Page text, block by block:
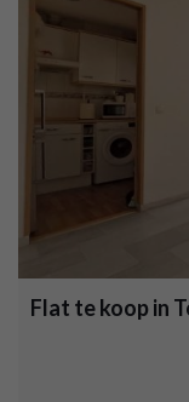
Flat te koop in